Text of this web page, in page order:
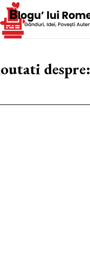
despre: